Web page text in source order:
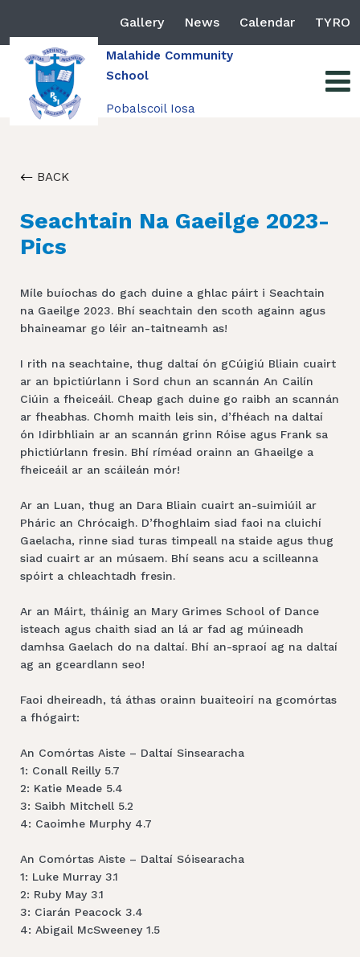
Gallery News Calendar TYRO
Malahide Community
School
Pobalscoil Iosa
BACK
Seachtain Na Gaeilge 2023-
Pics
Míle buíochas do gach duine a ghlac páirt i Seachtain
na Gaeilge 2023. Bhí seachtain den scoth againn agus
bhaineamar go léir an-taitneamh as!
I rith na seachtaine, thug daltaí ón gCúigiú Bliain cuairt
ar an bpictiúrlann i Sord chun an scannán An Cailín
Ciúin a fheiceáil. Cheap gach duine go raibh an scannán
ar fheabhas. Chomh maith leis sin, d’fhéach na daltaí
ón Idirbhliain ar an scannán grinn Róise agus Frank sa
phictiúrlann fresin. Bhí ríméad orainn an Ghaeilge a
fheiceáil ar an scáileán mór!
Ar an Luan, thug an Dara Bliain cuairt an-suimiúil ar
Pháric an Chrócaigh. D’fhoghlaim siad faoi na cluichí
Gaelacha, rinne siad turas timpeall na staide agus thug
siad cuairt ar an músaem. Bhí seans acu a scilleanna
spóirt a chleachtadh fresin.
Ar an Máirt, tháinig an Mary Grimes School of Dance
isteach agus chaith siad an lá ar fad ag múineadh
damhsa Gaelach do na daltaí. Bhí an-spraoí ag na daltaí
ag an gceardlann seo!
Faoi dheireadh, tá áthas orainn buaiteoirí na gcomórtas
a fhógairt:
An Comórtas Aiste – Daltaí Sinsearacha
1: Conall Reilly 5.7
2: Katie Meade 5.4
3: Saibh Mitchell 5.2
4: Caoimhe Murphy 4.7
An Comórtas Aiste – Daltaí Sóisearacha
1: Luke Murray 3.1
2: Ruby May 3.1
3: Ciarán Peacock 3.4
4: Abigail McSweeney 1.5